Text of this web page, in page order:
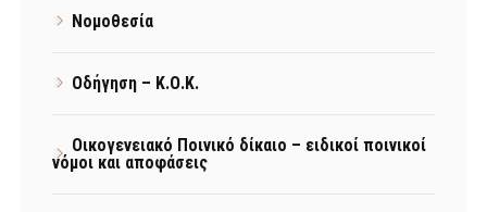
Νομοθεσία
Οδήγηση – Κ.Ο.Κ.
Οικογενειακό Ποινικό δίκαιο – ειδικοί ποινικοί
νόμοι και αποφάσεις